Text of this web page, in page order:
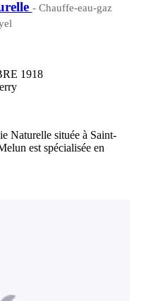
- Chauffe-eau-gaz
1918
Naturelle située à Saint-
est spécialisée en